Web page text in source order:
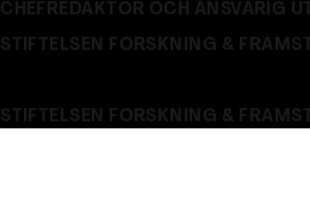
CHEFREDAKTÖR OCH ANSVARIG
STIFTELSEN FORSKNING &
STIFTELSEN FORSKNING &